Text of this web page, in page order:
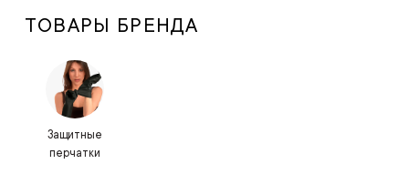
ТОВАРЫ БРЕНДА
Защитные
перчатки